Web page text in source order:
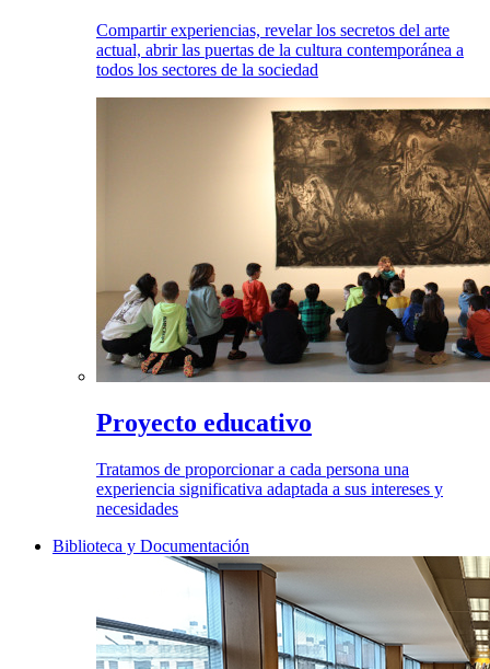
Compartir experiencias, revelar los secretos del arte
actual, abrir las puertas de la cultura contemporánea a
todos los sectores de la sociedad
Proyecto educativo
Tratamos de proporcionar a cada persona una
experiencia significativa adaptada a sus intereses y
necesidades
Biblioteca y Documentación